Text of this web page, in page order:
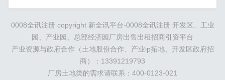
0008全讯注册 copyright 新全讯平台-0008全讯注册开发区、工业
园、产业园、总部经济园厂房出售出租招商引资平台
产业资源与政府合作（土地股份合作、产业ip拓地、开发区政府招
商）：13391219793
厂房土地类的需求请联系：400-0123-021